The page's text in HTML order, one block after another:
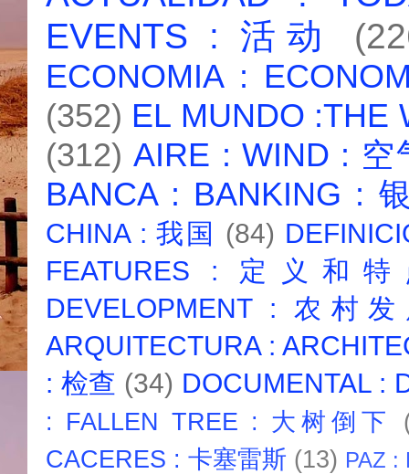
EVENTS : 活动
ECONOMIA :
(352) EL MUNDO :THE
(312) AIRE : WIND : 空
BANCA : BANKING :
CHINA : 我国 (84)
FEATURES : 定义和
DEVELOPMENT : 农村
ARQUITECTURA :
: 检查 (34) DOCUMENTAL :
: FALLEN TREE : 大树倒下
CACERES : 卡塞雷斯 (13) PAZ :